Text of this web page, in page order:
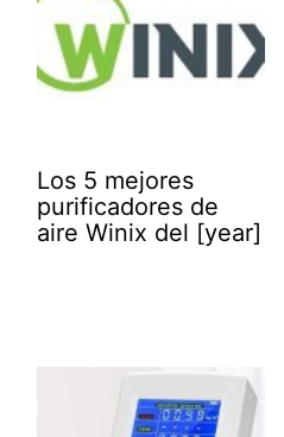
Los 5 mejores
purificadores de
aire Winix del [year]